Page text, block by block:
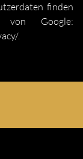
finden
von Google:
.